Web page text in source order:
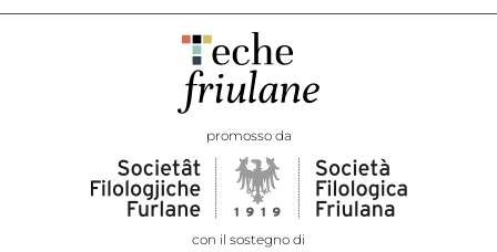
promosso da
con il sostegno di